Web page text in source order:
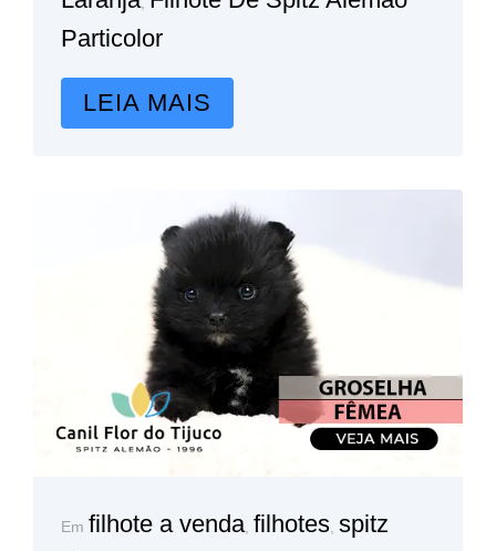
Particolor
LEIA MAIS
Em filhote a venda filhotes spitz